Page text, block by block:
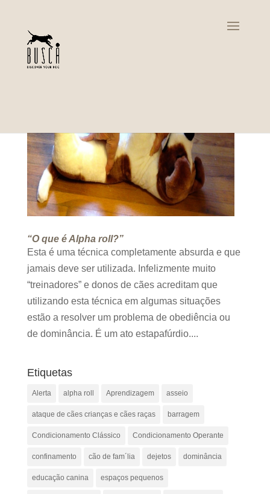
“O que é Alpha roll?”
Esta é uma técnica completamente absurda e que
jamais deve ser utilizada. Infelizmente muito
“treinadores” e donos de cães acreditam que
utilizando esta técnica em algumas situações
estão a resolver um problema de obediência ou
de dominância. É um ato estapafúrdio....
Etiquetas
Alerta alpha roll Aprendizagem asseio
ataque de cães crianças e cães raças barragem
Condicionamento Clássico Condicionamento Operante
confinamento cão de fam´lia dejetos dominância
educação canina espaços pequenos